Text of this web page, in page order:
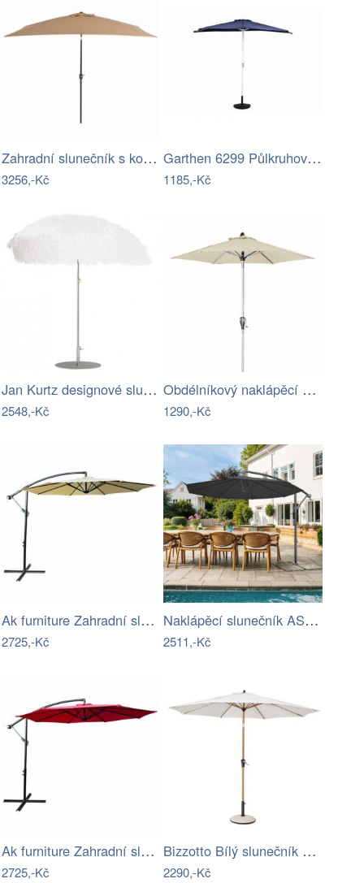
Zahradní slunečník s kovovou tyčí 300 x…
3256,-Kč
Garthen 6299 Půlkruhový zahradní…
1185,-Kč
Jan Kurtz designové slunečníky Hawaii
2548,-Kč
Obdélníkový naklápěcí slunečník Active
1290,-Kč
Ak furniture Zahradní slunečník ASTER s…
2725,-Kč
Naklápěcí slunečník ASL-E1116 Autronic
2511,-Kč
Ak furniture Zahradní slunečník ASTER s…
2725,-Kč
Bizzotto Bílý slunečník Palinuro 300 cm
2290,-Kč